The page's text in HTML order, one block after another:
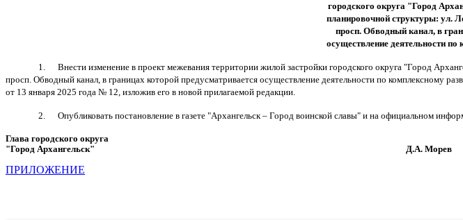
городского округа "Город
планировочной структуры: ул.
просп. Обводный канал, в
осуществление деятельности
1. Внести изменение в проект межевания территории жилой застройки городского округа "Город
просп. Обводный канал, в границах которой предусматривается осуществление деятельности по комплексному
от 13 января 2025 года № 12, изложив его в новой прилагаемой редакции.
2. Опубликовать постановление в газете "Архангельск – Город воинской славы" и на официальном
Глава городского округа
"Город Архангельск" Д.А. Морев
ПРИЛОЖЕНИЕ